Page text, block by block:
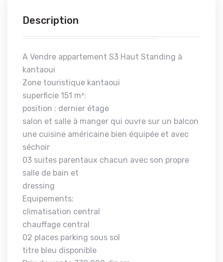
Description
A Vendre appartement S3 Haut Standing à
kantaoui
Zone touristique kantaoui
superficie 151 m²:
position : dernier étage
salon et salle à manger qui ouvre sur un balcon
une cuisine américaine bien équipée et avec
séchoir
03 suites parentaux chacun avec son propre
salle de bain et
dressing
Equipements:
climatisation central
chauffage central
02 places parking sous sol
titre bleu disponible